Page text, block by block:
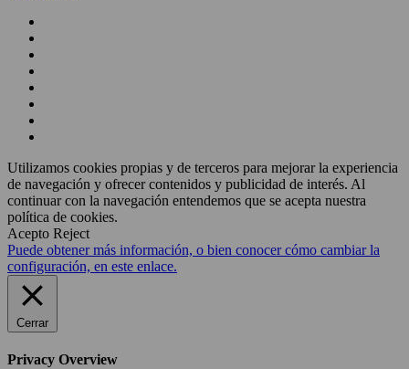
Utilizamos cookies propias y de terceros para mejorar la experiencia
de navegación y ofrecer contenidos y publicidad de interés. Al
continuar con la navegación entendemos que se acepta nuestra
política de cookies.
Acepto Reject
Puede obtener más información, o bien conocer cómo cambiar la
configuración, en este enlace.
Cerrar
Privacy Overview